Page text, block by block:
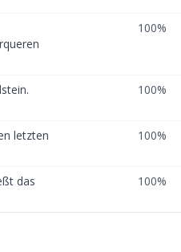
100%
100%
letzten
100%
das
100%